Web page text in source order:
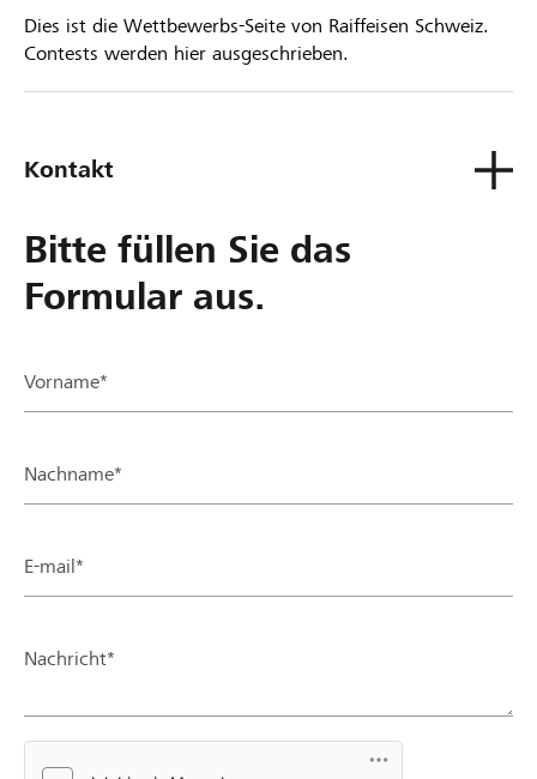
Dies ist die Wettbewerbs-Seite von Raiffeisen Schweiz.
Contests werden hier ausgeschrieben.
Kontakt
Bitte füllen Sie das
Formular aus.
Vorname*
Nachname*
E-mail*
Nachricht*